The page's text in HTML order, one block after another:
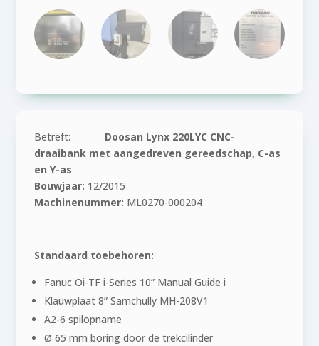
Betreft: Doosan Lynx 220LYC CNC-
draaibank met aangedreven gereedschap, C-as
en Y-as
Bouwjaar: 12/2015
Machinenummer: ML0270-000204
Standaard toebehoren:
Fanuc Oi-TF i-Series 10” Manual Guide i
Klauwplaat 8” Samchully MH-208V1
A2-6 spilopname
Ø 65 mm boring door de trekcilinder